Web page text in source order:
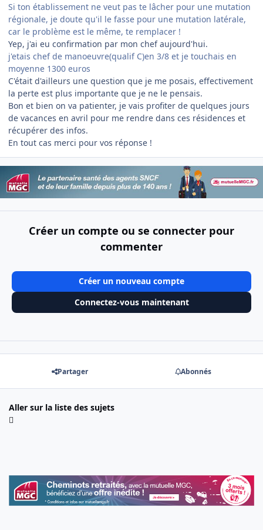
Si ton établissement ne veut pas te lâcher pour une mutation
régionale, je doute qu'il le fasse pour une mutation latérale,
car le problème est le même, te remplacer !
Yep, j'ai eu confirmation par mon chef aujourd'hui.
j'etais chef de manoeuvre(qualif C)en 3/8 et je touchais en
moyenne 1300 euros
C'était d'ailleurs une question que je me posais, effectivement
la perte est plus importante que je ne le pensais.
Bon et bien on va patienter, je vais profiter de quelques jours
de vacances en avril pour me rendre dans ces résidences et
récupérer des infos.
En tout cas merci pour vos réponse !
Créer un compte ou se connecter pour
commenter
Créer un nouveau compte
Connectez-vous maintenant
Partager Abonnés
Aller sur la liste des sujets